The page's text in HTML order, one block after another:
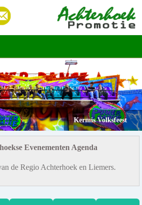
Kermis Volksfeest
Evenementen Agenda
de Regio Achterhoek en Liemers.